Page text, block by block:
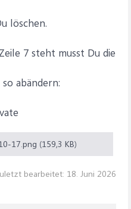
löschen.
7 steht musst Du die
abändern:
17.png (159,3 KB)
bearbeitet: 18. Juni 2026